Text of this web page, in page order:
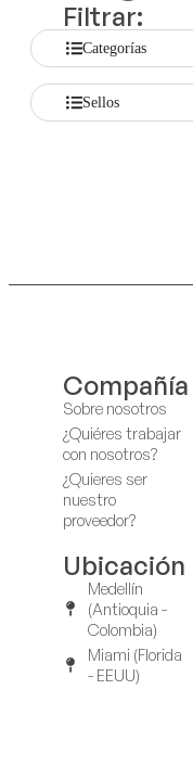
Filtrar:
Categorías
Sellos
Compañía
Sobre nosotros
¿Quiéres trabajar
con nosotros?
¿Quieres ser
nuestro
proveedor?
Ubicación
Medellín
(Antioquia -
Colombia)
Miami (Florida
- EEUU)